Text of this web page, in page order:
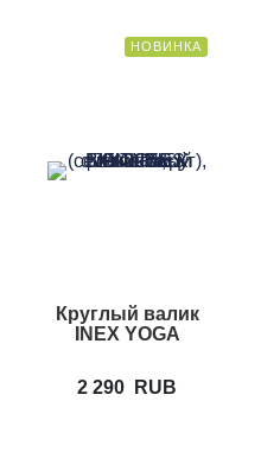
НОВИНКА
Круглый валик
INEX YOGA
2 290 RUB